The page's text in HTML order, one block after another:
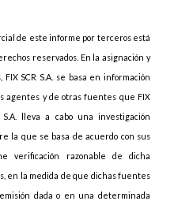
de este informe por terceros está
reservados. En la asignación y
SCR S.A. se basa en información
agentes y de otras fuentes que FIX
S.A. lleva a cabo una investigación
la que se basa de acuerdo con sus
verificación razonable de dicha
en la medida de que dichas fuentes
dada o en una determinada